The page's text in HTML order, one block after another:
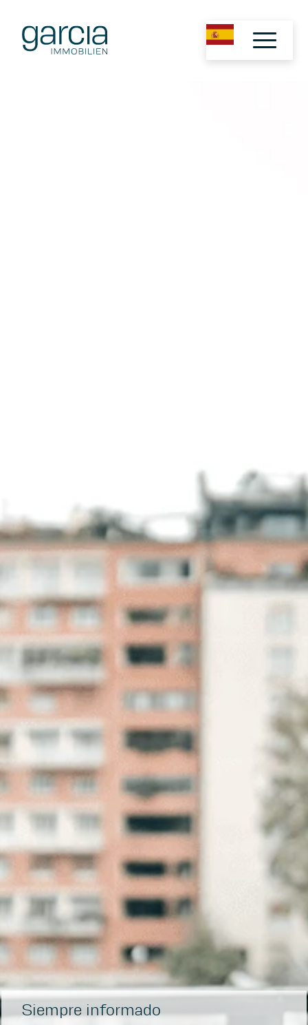
Siempre informado